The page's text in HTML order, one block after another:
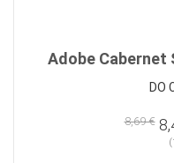
Adobe Cabernet
DO
8,69 €